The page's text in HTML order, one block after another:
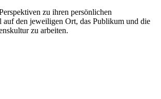
zu ihren persönlichen
den jeweiligen Ort, das Publikum und die
zu arbeiten.